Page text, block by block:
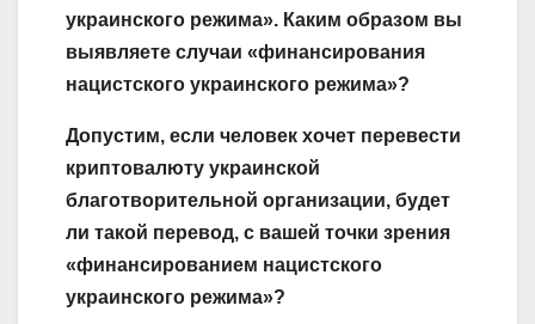
украинского режима». Каким образом вы
выявляете случаи «финансирования
нацистского украинского режима»?
Допустим, если человек хочет перевести
криптовалюту украинской
благотворительной организации, будет
ли такой перевод, с вашей точки зрения
«финансированием нацистского
украинского режима»?